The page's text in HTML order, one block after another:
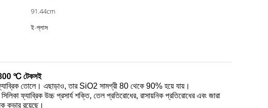
91.44cm
ই-গ্লাস
800 ℃ টেকসই
তোলে। এছাড়াও, তার SiO2 সামগ্রী 80 থেকে 90% হয়ে যায়।
ফ্যাব্রিক উচ্চ প্রসার্য শক্তি, তেল প্রতিরোধের, রাসায়নিক প্রতিরোধের এবং জারা
কভার রয়েছে।